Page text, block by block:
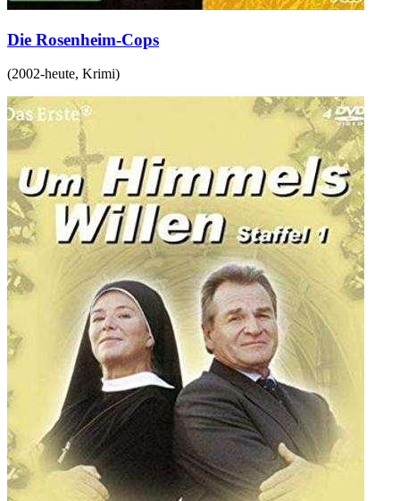
Die Rosenheim-Cops
(2002-heute, Krimi)